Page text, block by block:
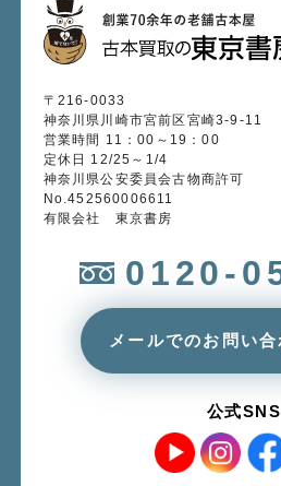
〒216-0033
神奈川県川崎市宮前区宮崎3-9-11
営業時間 11：00～19：00
定休日 12/25～1/4
神奈川県公安委員会古物商許可
No.452560006611
有限会社 東京書房
0120-
メールでのお問い合
公式SNS